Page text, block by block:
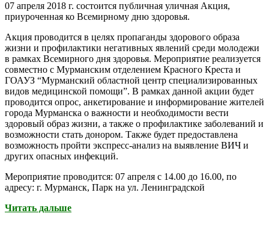
07 апреля 2018 г. состоится публичная уличная Акция,
приуроченная ко Всемирному дню здоровья.
Акция проводится в целях пропаганды здорового образа
жизни и профилактики негативных явлений среди молодежи
в рамках Всемирного дня здоровья. Мероприятие реализуется
совместно с Мурманским отделением Красного Креста и
ГОАУЗ “Мурманский областной центр специализированных
видов медицинской помощи”. В рамках данной акции будет
проводится опрос, анкетирование и информирование жителей
города Мурманска о важности и необходимости вести
здоровый образ жизни, а также о профилактике заболеваний и
возможности стать донором. Также будет предоставлена
возможность пройти экспресс-анализ на выявление ВИЧ и
других опасных инфекций.
Мероприятие проводится: 07 апреля с 14.00 до 16.00, по
адресу: г. Мурманск, Парк на ул. Ленинградской
Читать дальше